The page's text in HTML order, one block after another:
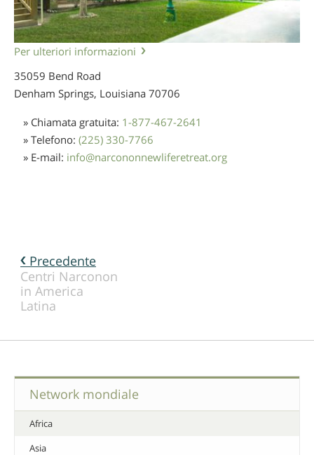
Per ulteriori informazioni
35059 Bend Road
Denham Springs, Louisiana 70706
» Chiamata gratuita: 1-877-467-2641
» Telefono: (225) 330-7766
» E-mail: info@narcononnewliferetreat.org
Precedente
Centri Narconon
in America
Latina
Network mondiale
Africa
Asia